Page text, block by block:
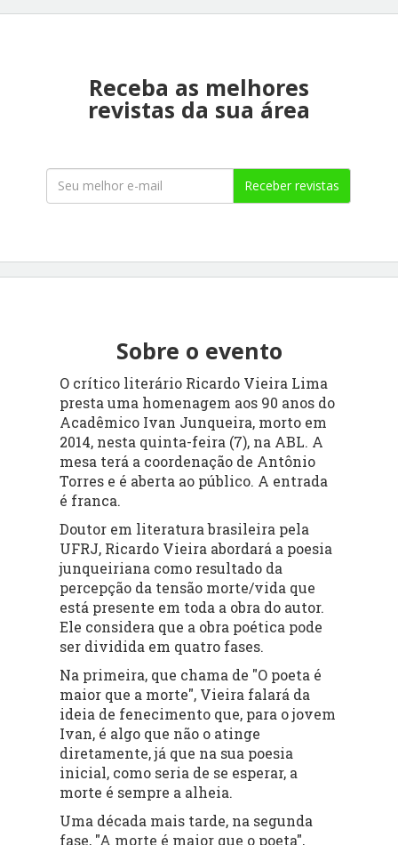
Receba as melhores
revistas da sua área
Receber revistas
Sobre o evento
O crítico literário Ricardo Vieira Lima
presta uma homenagem aos 90 anos do
Acadêmico Ivan Junqueira, morto em
2014, nesta quinta-feira (7), na ABL. A
mesa terá a coordenação de Antônio
Torres e é aberta ao público. A entrada
é franca.
Doutor em literatura brasileira pela
UFRJ, Ricardo Vieira abordará a poesia
junqueiriana como resultado da
percepção da tensão morte/vida que
está presente em toda a obra do autor.
Ele considera que a obra poética pode
ser dividida em quatro fases.
Na primeira, que chama de "O poeta é
maior que a morte", Vieira falará da
ideia de fenecimento que, para o jovem
Ivan, é algo que não o atinge
diretamente, já que na sua poesia
inicial, como seria de se esperar, a
morte é sempre a alheia.
Uma década mais tarde, na segunda
fase, "A morte é maior que o poeta",